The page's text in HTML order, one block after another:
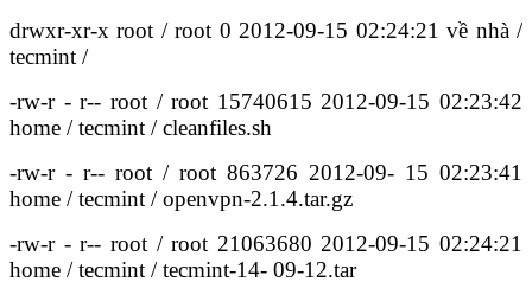
drwxr-xr-x root / root 0 2012-09-15 02:24:21 về nhà /
tecmint /
-rw-r - r-- root / root 15740615 2012-09-15 02:23:42
home / tecmint / cleanfiles.sh
-rw-r - r-- root / root 863726 2012-09- 15 02:23:41
home / tecmint / openvpn-2.1.4.tar.gz
-rw-r - r-- root / root 21063680 2012-09-15 02:24:21
home / tecmint / tecmint-14- 09-12.tar